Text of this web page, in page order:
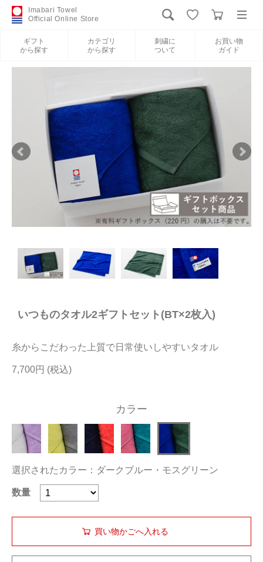
Imabari Towel
Official Online Store
ギフト
から探す
カテゴリ
から探す
刺繍に
ついて
お買い物
ガイド
新規会員登録
カテゴリから探す
刺繍について
お買い物ガイド
当サイトについて
大量購入・法人向けの購入の方は
お問い合わせ
いつものタオル2ギフトセット(BT×2枚入)
糸からこだわった上質で日常使いしやすいタオル
7,700円
カラー
選択されたカラー：ダークブルー・モスグリーン
数量